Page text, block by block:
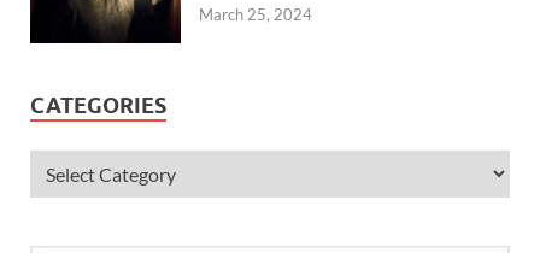
March 25, 2024
CATEGORIES